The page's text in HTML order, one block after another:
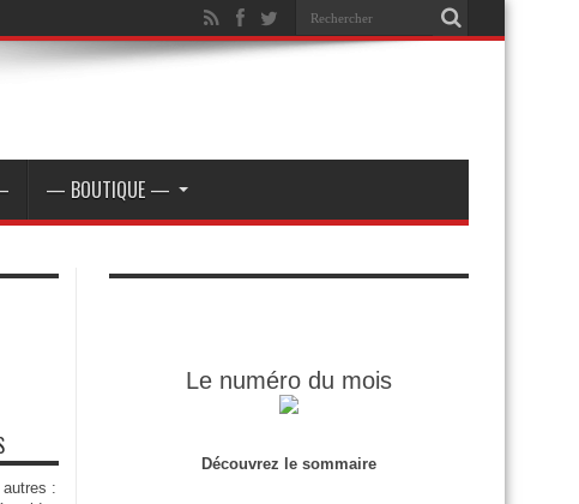
— BOUTIQUE —
:
Le numéro du mois
Découvrez le sommaire